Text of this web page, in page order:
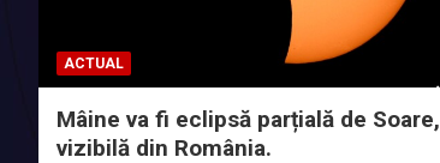
ACTUAL
Mâine va fi eclipsă parțială de Soare,
vizibilă din România.